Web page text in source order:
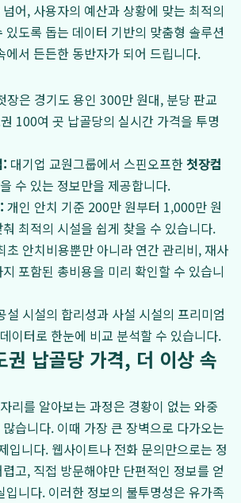
어, 사용자의 예산과 상황에 맞는 최적의
있도록 돕는 데이터 기반의 맞춤형 솔루션
에서 든든한 동반자가 되어 드립니다.
장은 경기도 용인 300만 원대, 분당 판교
100여 곳 납골당의 실시간 가격을 투명
: 대기업 교원그룹에서 스핀오프한첫장컴
수 있는 정보만을 제공합니다.
개인 안치 기준 200만 원부터 1,000만 원
최적의 시설을 쉽게 찾을 수 있습니다.
초 안치비용뿐만 아니라 연간 관리비, 재사
포함된 총비용을 미리 확인할 수 있습니
설 시설의 합리성과 사설 시설의 프리미엄
이터로 한눈에 비교 분석할 수 있습니다.
권 납골당 가격, 더 이상 속
리를 알아보는 과정은 경황이 없는 와중
습니다. 이때 가장 큰 장벽으로 다가오는
입니다. 웹사이트나 전화 문의만으로는 정
고, 직접 방문해야만 단편적인 정보를 얻
입니다. 이러한 정보의 불투명성은 유가족